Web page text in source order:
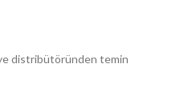
distribütöründen temin